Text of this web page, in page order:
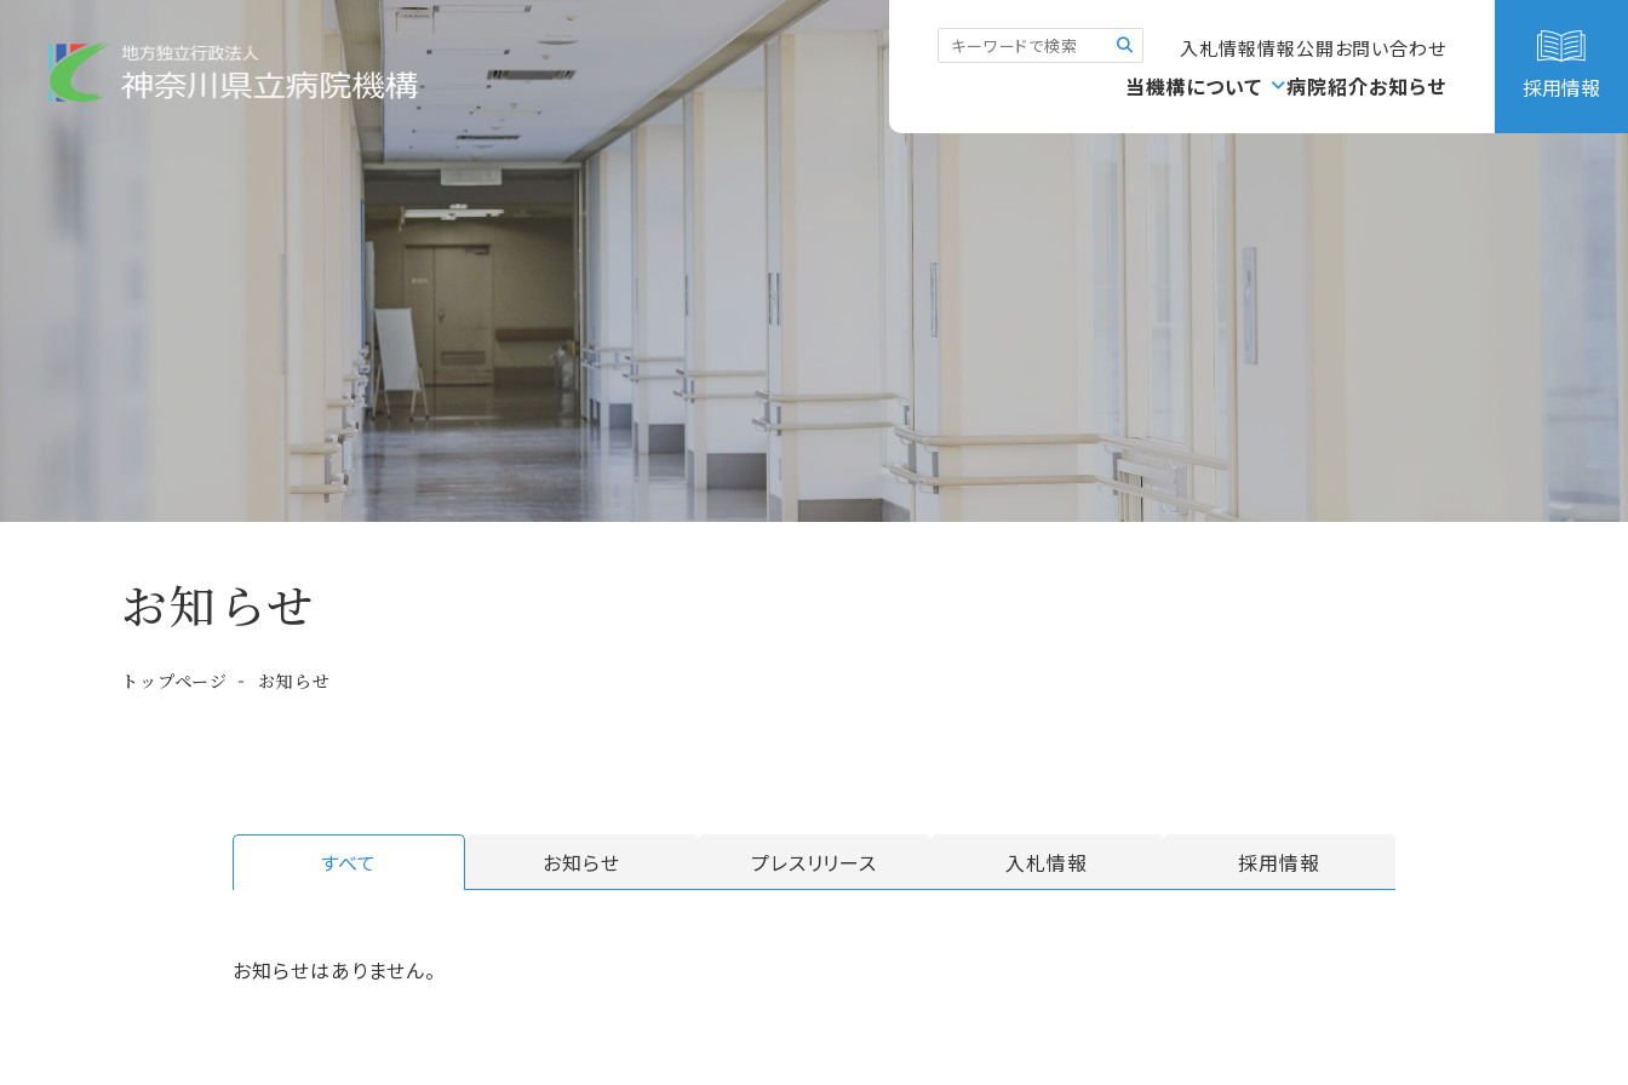
入札情報情報公開お問い合わせ
当機構について 病院紹介お知らせ 採用情報
お知らせ
トップページ お知らせ
すべて お知らせ プレスリリース 入札情報 採用情報
お知らせはありません。